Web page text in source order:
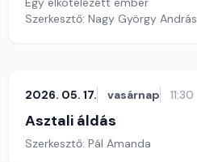
Szerkesztő: Nagy György András
2026. 05. 17. vasárnap 11:30
Asztali áldás
Szerkesztő: Pál Amanda